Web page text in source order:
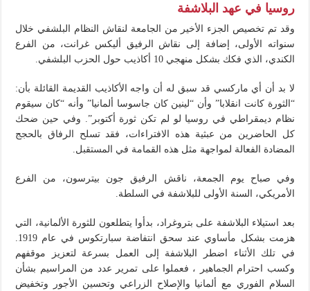
روسيا في عهد البلاشفة
وقد تم تخصيص الجزء الأخير من الجامعة لنقاش النظام البلشفي خلال
سنواته الأولى، إضافة إلى نقاش الرفيق أليكس غرانت، من الفرع
الكندي، الذي فكك بشكل منهجي 10 أكاذيب حول الحزب البلشفي.
لا بد أن أي ماركسي قد سبق له أن واجه الأكاذيب القديمة القائلة بأن:
“الثورة كانت انقلابا” وأن “لينين كان جاسوسا ألمانيا” وأنه “كان سيقوم
نظام ديمقراطي في روسيا لو لم تكن ثورة أكتوبر”. وفي حين ضحك
كل الحاضرين من عبثية هذه الافتراءات، فقد تسلح الرفاق بالحجج
المضادة الفعالة لمواجهة مثل هذه القمامة في المستقبل.
وفي صباح يوم الجمعة، ناقش الرفيق جون بيترسون، من الفرع
الأمريكي، السنة الأولى للبلاشفة في السلطة.
بعد استيلاء البلاشفة على بتروغراد، بدأوا يتطلعون للثورة الألمانية، التي
في تلك الأثناء اضطر البلاشفة إلى العمل بسرعة لتعزيز موقفهم
وكسب احترام الجماهير ، فعملوا على تمرير عدد من المراسيم بشأن
السلام الفوري مع ألمانيا والإصلاح الزراعي وتحسين الأجور وتخفيض